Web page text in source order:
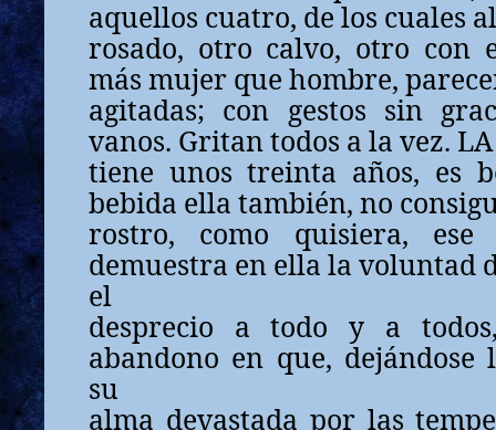
aquellos cuatro, de los cuales
rosado, otro calvo, otro con
más mujer que hombre,
agitadas; con gestos sin
vanos. Gritan todos a la vez. LA
tiene unos treinta años, es
bebida ella también, no
rostro, como quisiera, ese
demuestra en ella la voluntad
el
desprecio a todo y a
abandono en que,
su
alma devastada por las